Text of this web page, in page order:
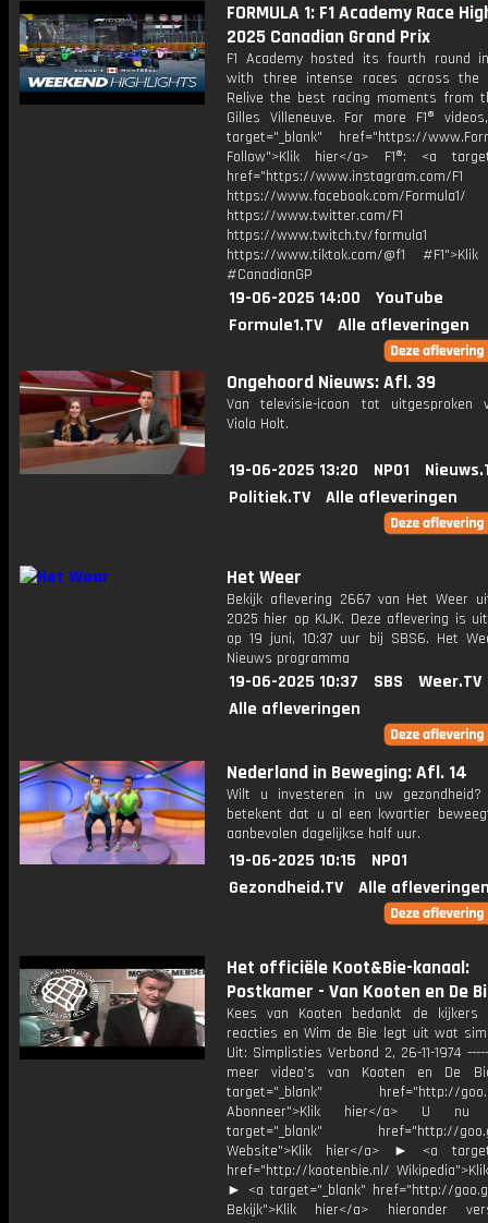
FORMULA 1: F1 Academy Race
2025 Canadian Grand Prix
F1 Academy hosted its fourth round
with three intense races across the
Relive the best racing moments from
Gilles Villeneuve. For more F1®
target="_blank" href="https://
Follow">Klik hier</a> F1®: <a
href="https://www.instagram.com/F1
https://www.facebook.com/Formula1/
https://www.twitter.com/F1
https://www.twitch.tv/formula1
https://www.tiktok.com/@f1
#CanadianGP
19-06-2025 14:00
YouTube
Formule1.TV
Alle afleveringen
Ongehoord Nieuws: Afl. 39
Van televisie-icoon tot uitgesproken
Viola Holt.
19-06-2025 13:20 NPO1
Politiek.TV
Alle afleveringen
Het Weer
Bekijk aflevering 2667 van Het Weer
2025 hier op KIJK. Deze aflevering is
op 19 juni, 10:37 uur bij SBS6. Het
Nieuws programma
19-06-2025 10:37 SBS
Weer.TV
Alle afleveringen
Nederland in Beweging: Afl. 14
Wilt u investeren in uw gezondheid?
betekent dat u al een kwartier
aanbevolen dagelijkse half uur.
19-06-2025 10:15
NPO1
Gezondheid.TV
Alle
Het officiële Koot&Bie-kanaal:
Postkamer - Van Kooten en De
Kees van Kooten bedankt de kijkers
reacties en Wim de Bie legt uit wat
Uit: Simplisties Verbond 2, 26-11-1974
meer video’s van Kooten en De
target="_blank" href="http://
Abonneer">Klik hier</a> U
target="_blank" href="http://
Website">Klik hier</a> ► <a
href="http://kootenbie.nl/
► <a target="_blank" href="http://
Bekijk">Klik hier</a> hieronder